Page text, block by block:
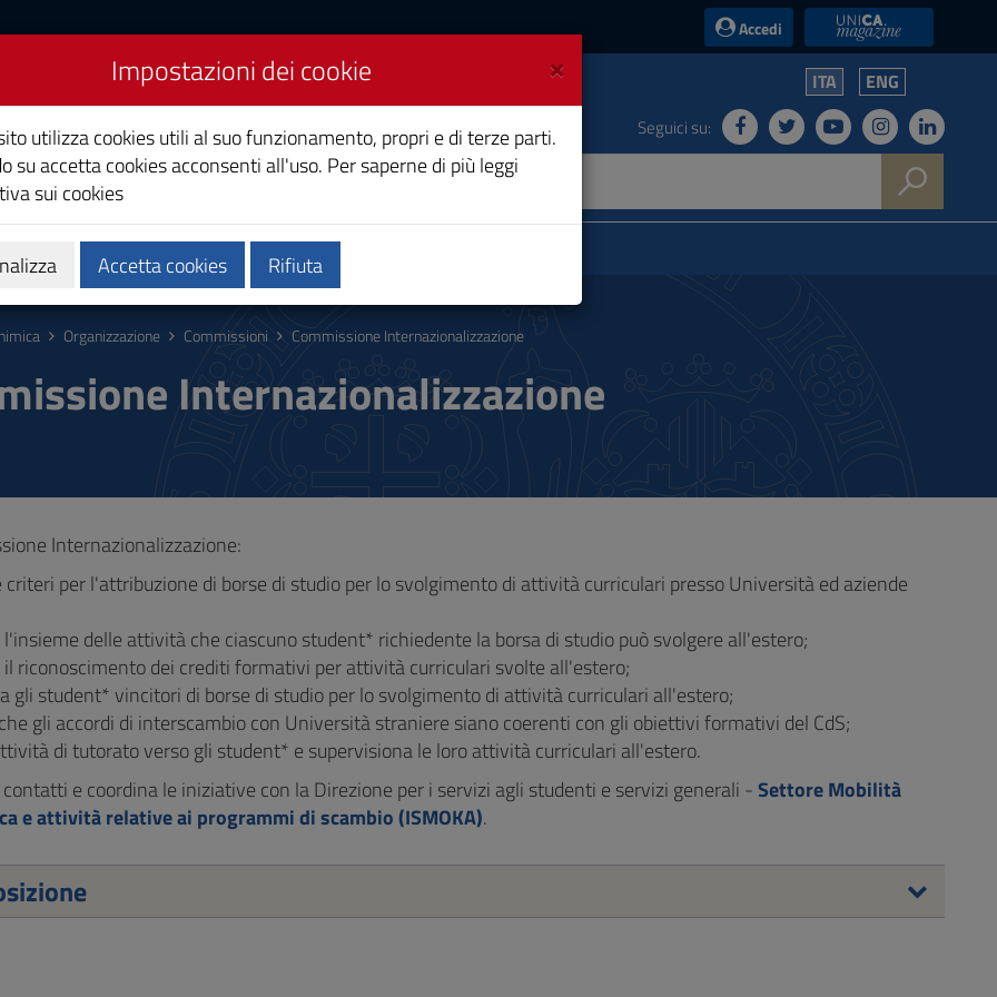
Accedi UniCA News
ITA ENG
Seguici su:
Calendari e orari Qualità e miglioramento
Organizzazione Commissioni Commissione Internazionalizzazione
Internazionalizzazione
Internazionalizzazione:
criteri per l'attribuzione di borse di studio per lo svolgimento di attività curriculari presso Università ed aziende
delle attività che ciascuno student* richiedente la borsa di studio può svolgere all'estero;
il riconoscimento dei crediti formativi per attività curriculari svolte all'estero;
gli student* vincitori di borse di studio per lo svolgimento di attività curriculari all'estero;
gli accordi di interscambio con Università straniere siano coerenti con gli obiettivi formativi del CdS;
di tutorato verso gli student* e supervisiona le loro attività curriculari all'estero.
e coordina le iniziative con la Direzione per i servizi agli studenti e servizi generali -Settore Mobilità
e attività relative ai programmi di scambio (ISMOKA).
×
Impostazioni dei cookie
utilizza cookies utili al suo funzionamento, propri e di terze parti.
su accetta cookies acconsenti all'uso. Per saperne di più leggi
sui cookies
Accetta cookies Rifiuta